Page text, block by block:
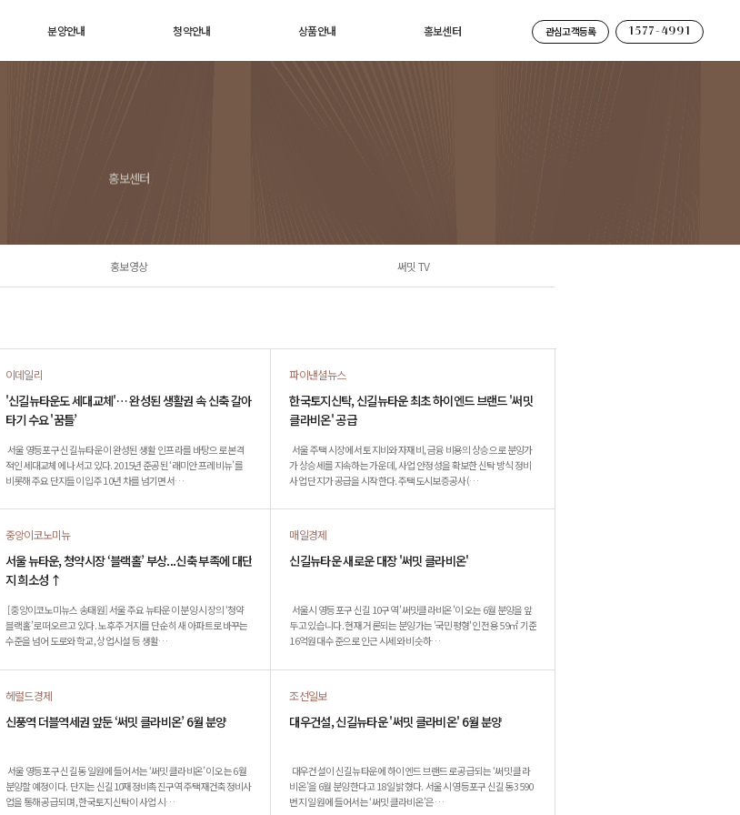
분양안내 청약안내 상품안내 홍보센터 관심고객등록 1577-4991
홍보센터
홍보영상 써밋 TV
이데일리
'신길뉴타운도 세대교체'… 완성된 생활권 속 신축 갈아
타기 수요 '꿈틀’
서울 영등포구 신길뉴타운이 완성된 생활 인프라를 바탕으로 본격
적인 세대교체에 나서고 있다. 2015년 준공된 ‘래미안 프레비뉴’를
비롯해 주요 단지들이 입주 10년 차를 넘기면서…
파이낸셜뉴스
한국토지신탁, 신길뉴타운 최초 하이엔드 브랜드 '써밋
클라비온' 공급
서울 주택 시장에서 토지비와 자재비, 금융 비용의 상승으로 분양가
가 상승세를 지속하는 가운데, 사업 안정성을 확보한 신탁 방식 정비
사업 단지가 공급을 시작한다. 주택도시보증공사(…
중앙이코노미뉴
서울 뉴타운, 청약시장 ‘블랙홀’ 부상...신축 부족에 대단
지 희소성 ↑
[중앙이코노미뉴스 송태원] 서울 주요 뉴타운이 분양 시장의 ‘청약
블랙홀’로 떠오르고 있다. 노후 주거지를 단순히 새 아파트로 바꾸는
수준을 넘어 도로와 학교, 상업시설 등 생활…
매일경제
신길뉴타운 새로운 대장 '써밋 클라비온'
서울시 영등포구 신길 10구역 '써밋클라비온'이 오는 6월 분양을 앞
두고 있습니다. 현재 거론되는 분양가는 '국민평형'인 전용 59㎡ 기준
16억원대 수준으로 인근 시세와 비슷하…
헤럴드경제
신풍역 더블역세권 앞둔 ‘써밋 클라비온’ 6월 분양
서울 영등포구 신길동 일원에 들어서는 ‘써밋 클라비온’이 오는 6월
분양할 예정이다. 단지는 신길10재정비촉진구역 주택재건축정비사
업을 통해 공급되며, 한국토지신탁이 사업 시…
조선일보
대우건설, 신길뉴타운 '써밋 클라비온' 6월 분양
대우건설이 신길뉴타운에 하이엔드 브랜드로 공급되는 ‘써밋 클라
비온’을 6월 분양한다고 18일 밝혔다. 서울시 영등포구 신길동 3590
번지 일원에 들어서는 ‘써밋 클라비온’은…